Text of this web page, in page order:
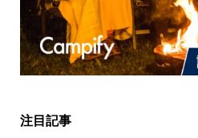
注目記事